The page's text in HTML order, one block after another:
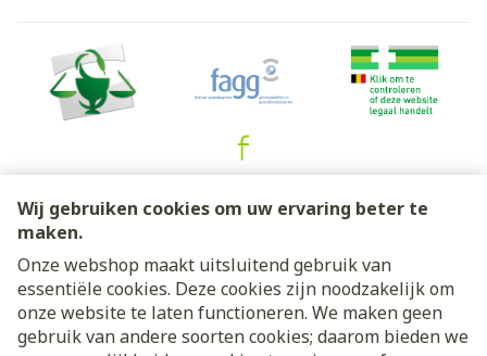
Wij gebruiken cookies om uw ervaring beter te
maken.
Onze webshop maakt uitsluitend gebruik van
essentiële cookies. Deze cookies zijn noodzakelijk om
onze website te laten functioneren. We maken geen
gebruik van andere soorten cookies; daarom bieden we
Juridische links